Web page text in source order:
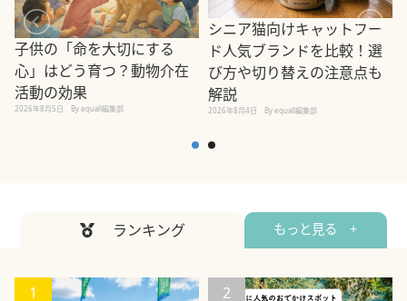
子供の「命を大切にする
心」はどう育つ？動物介在
活動の効果
2026年8月5日 By equall編集部
シニア猫向けキャットフー
ド人気ブランドを比較！選
び方や切り替えの注意点も
解説
2026年8月4日 By equall編集部
ランキング もっと見る +
1 2